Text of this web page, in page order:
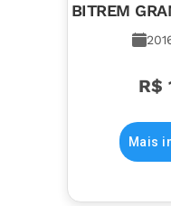
BITREM
R$
Mais